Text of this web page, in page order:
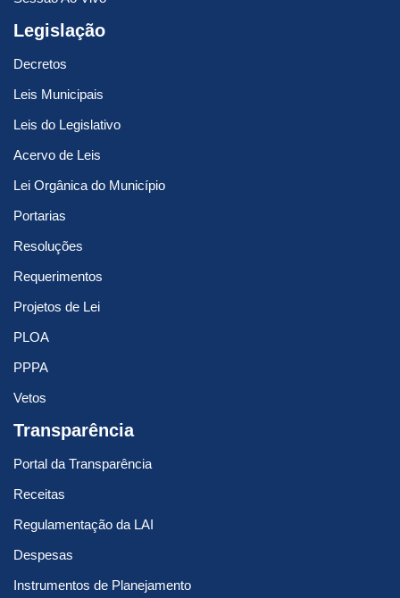
Legislação
Decretos
Leis Municipais
Leis do Legislativo
Acervo de Leis
Lei Orgânica do Município
Portarias
Resoluções
Requerimentos
Projetos de Lei
PLOA
PPPA
Vetos
Transparência
Portal da Transparência
Receitas
Regulamentação da LAI
Despesas
Instrumentos de Planejamento